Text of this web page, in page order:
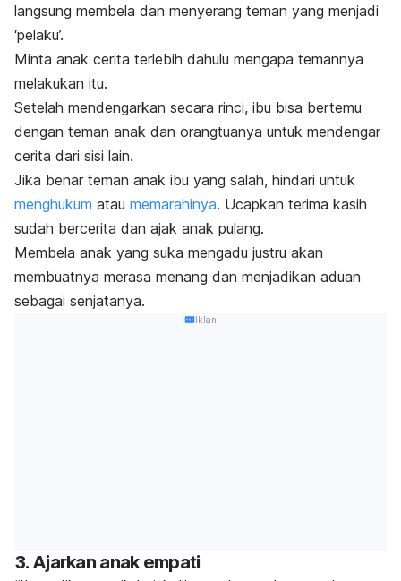
langsung membela dan menyerang teman yang menjadi
‘pelaku’.
Minta anak cerita terlebih dahulu mengapa temannya
melakukan itu.
Setelah mendengarkan secara rinci, ibu bisa bertemu
dengan teman anak dan orangtuanya untuk mendengar
cerita dari sisi lain.
Jika benar teman anak ibu yang salah, hindari untuk
menghukum atau memarahinya. Ucapkan terima kasih
sudah bercerita dan ajak anak pulang.
Membela anak yang suka mengadu justru akan
membuatnya merasa menang dan menjadikan aduan
sebagai senjatanya.
Iklan
3. Ajarkan anak empati